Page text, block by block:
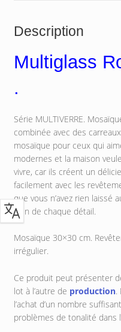
Description
Multiglass
.
Série MULTIVERRE.
combinée avec des
mosaïque pour ceux qui
modernes et la maison
vivre, car ils créent un
facilement avec les
que vous n’avez rien laissé
soin de chaque détail.
Mosaïque 30×30 cm.
irrégulier.
Ce produit peut présenter
lot à l’autre de production.
l’achat d’un nombre
problèmes de tonalité dans